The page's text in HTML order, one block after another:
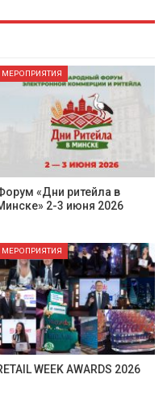
МЕРОПРИЯТИЯ
Е-Ритейл Форум:
обсудят, нужны ли
МЕРОПРИЯТИЯ
«Дни ритейла в Нижнем